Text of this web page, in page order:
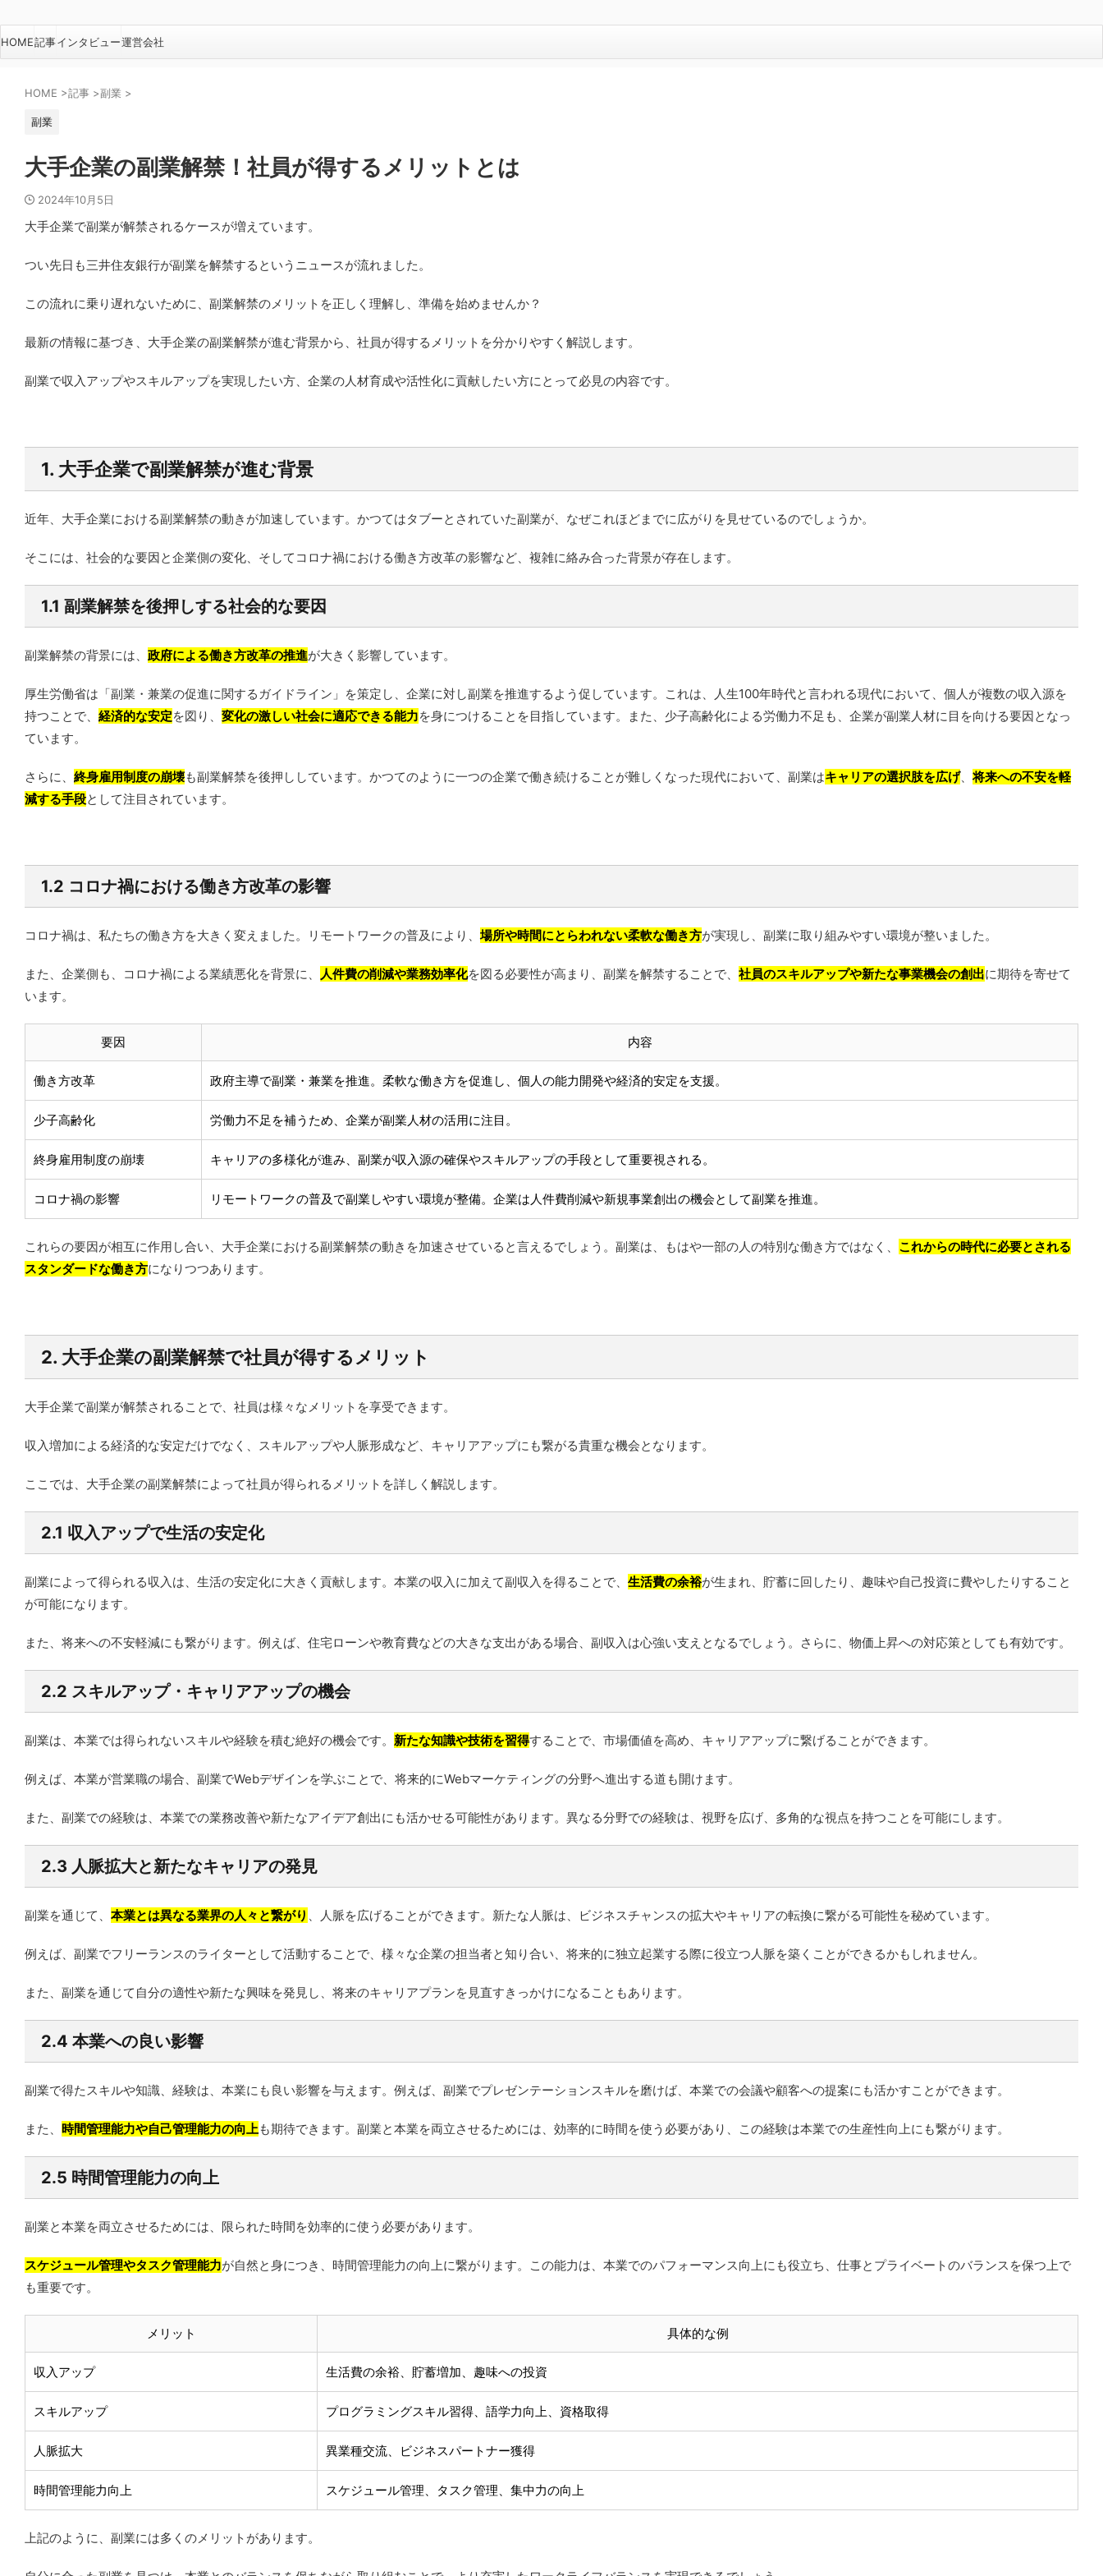
HOME記事インタビュー運営会社
HOME >記事 >副業 >
副業
大手企業の副業解禁！社員が得するメリットとは
2024年10月5日
大手企業で副業が解禁されるケースが増えています。
つい先日も三井住友銀行が副業を解禁するというニュースが流れました。
この流れに乗り遅れないために、副業解禁のメリットを正しく理解し、準備を始めませんか？
最新の情報に基づき、大手企業の副業解禁が進む背景から、社員が得するメリットを分かりやすく解説します。
副業で収入アップやスキルアップを実現したい方、企業の人材育成や活性化に貢献したい方にとって必見の内容です。
1. 大手企業で副業解禁が進む背景
近年、大手企業における副業解禁の動きが加速しています。かつてはタブーとされていた副業が、なぜこれほどまでに広がりを見せているのでしょうか。
そこには、社会的な要因と企業側の変化、そしてコロナ禍における働き方改革の影響など、複雑に絡み合った背景が存在します。
1.1 副業解禁を後押しする社会的な要因
副業解禁の背景には、 政府による働き方改革の推進が大きく影響しています。
厚生労働省は「副業・兼業の促進に関するガイドライン」を策定し、企業に対し副業を推進するよう促しています。これは、人生100年時代と言われる現代において、個人が複数の収入源を
持つことで、 経済的な安定を図り、 変化の激しい社会に適応できる能力を身につけることを目指しています。また、少子高齢化による労働力不足も、企業が副業人材に目を向ける要因となっ
ています。
さらに、 終身雇用制度の崩壊も副業解禁を後押ししています。かつてのように一つの企業で働き続けることが難しくなった現代において、副業はキャリアの選択肢を広げ、将来への不安を軽
減する手段として注目されています。
1.2 コロナ禍における働き方改革の影響
コロナ禍は、私たちの働き方を大きく変えました。リモートワークの普及により、場所や時間にとらわれない柔軟な働き方が実現し、副業に取り組みやすい環境が整いました。
また、企業側も、コロナ禍による業績悪化を背景に、 人件費の削減や業務効率化を図る必要性が高まり、副業を解禁することで、 社員のスキルアップや新たな事業機会の創出に期待を寄せて
います。
要因 内容
働き方改革 政府主導で副業・兼業を推進。柔軟な働き方を促進し、個人の能力開発や経済的安定を支援。
少子高齢化 労働力不足を補うため、企業が副業人材の活用に注目。
終身雇用制度の崩壊 キャリアの多様化が進み、副業が収入源の確保やスキルアップの手段として重要視される。
コロナ禍の影響 リモートワークの普及で副業しやすい環境が整備。企業は人件費削減や新規事業創出の機会として副業を推進。
これらの要因が相互に作用し合い、大手企業における副業解禁の動きを加速させていると言えるでしょう。副業は、もはや一部の人の特別な働き方ではなく、 これからの時代に必要とされる
スタンダードな働き方になりつつあります。
2. 大手企業の副業解禁で社員が得するメリット
大手企業で副業が解禁されることで、社員は様々なメリットを享受できます。
収入増加による経済的な安定だけでなく、スキルアップや人脈形成など、キャリアアップにも繋がる貴重な機会となります。
ここでは、大手企業の副業解禁によって社員が得られるメリットを詳しく解説します。
2.1 収入アップで生活の安定化
副業によって得られる収入は、生活の安定化に大きく貢献します。本業の収入に加えて副収入を得ることで、 生活費の余裕が生まれ、貯蓄に回したり、趣味や自己投資に費やしたりすること
が可能になります。
また、将来への不安軽減にも繋がります。例えば、住宅ローンや教育費などの大きな支出がある場合、副収入は心強い支えとなるでしょう。さらに、物価上昇への対応策としても有効です。
2.2 スキルアップ・キャリアアップの機会
副業は、本業では得られないスキルや経験を積む絶好の機会です。 新たな知識や技術を習得することで、市場価値を高め、キャリアアップに繋げることができます。
例えば、本業が営業職の場合、副業でWebデザインを学ぶことで、将来的にWebマーケティングの分野へ進出する道も開けます。
また、副業での経験は、本業での業務改善や新たなアイデア創出にも活かせる可能性があります。異なる分野での経験は、視野を広げ、多角的な視点を持つことを可能にします。
2.3 人脈拡大と新たなキャリアの発見
副業を通じて、 本業とは異なる業界の人々と繋がり 、人脈を広げることができます。新たな人脈は、ビジネスチャンスの拡大やキャリアの転換に繋がる可能性を秘めています。
例えば、副業でフリーランスのライターとして活動することで、様々な企業の担当者と知り合い、将来的に独立起業する際に役立つ人脈を築くことができるかもしれません。
また、副業を通じて自分の適性や新たな興味を発見し、将来のキャリアプランを見直すきっかけになることもあります。
2.4 本業への良い影響
副業で得たスキルや知識、経験は、本業にも良い影響を与えます。例えば、副業でプレゼンテーションスキルを磨けば、本業での会議や顧客への提案にも活かすことができます。
また、 時間管理能力や自己管理能力の向上も期待できます。副業と本業を両立させるためには、効率的に時間を使う必要があり、この経験は本業での生産性向上にも繋がります。
2.5 時間管理能力の向上
副業と本業を両立させるためには、限られた時間を効率的に使う必要があります。
スケジュール管理やタスク管理能力が自然と身につき、時間管理能力の向上に繋がります。この能力は、本業でのパフォーマンス向上にも役立ち、仕事とプライベートのバランスを保つ上で
も重要です。
メリット 具体的な例
収入アップ 生活費の余裕、貯蓄増加、趣味への投資
スキルアップ プログラミングスキル習得、語学力向上、資格取得
人脈拡大 異業種交流、ビジネスパートナー獲得
時間管理能力向上 スケジュール管理、タスク管理、集中力の向上
上記のように、副業には多くのメリットがあります。